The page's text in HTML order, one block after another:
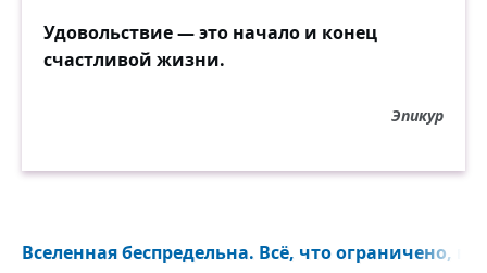
Удовольствие — это начало и конец
счастливой жизни.
Эпикур
Вселенная беспредельна. Всё, что ограничено,